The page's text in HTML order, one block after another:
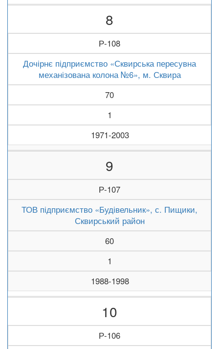
8
Р-108
Дочірнє підприємство «Сквирська пересувна
механізована колона №6», м. Сквира
70
1
1971-2003
9
Р-107
ТОВ підприємство «Будівельник», с. Пищики,
Сквирський район
60
1
1988-1998
10
Р-106